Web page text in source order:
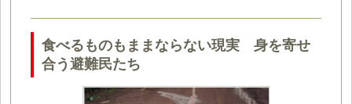
食べるものもままならない現実 身を寄せ
合う避難民たち